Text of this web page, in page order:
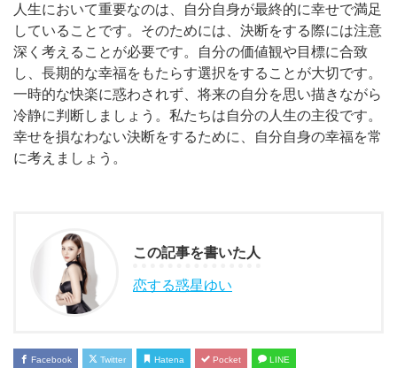
人生において重要なのは、自分自身が最終的に幸せで満足
していることです。そのためには、決断をする際には注意
深く考えることが必要です。自分の価値観や目標に合致
し、長期的な幸福をもたらす選択をすることが大切です。
一時的な快楽に惑わされず、将来の自分を思い描きながら
冷静に判断しましょう。私たちは自分の人生の主役です。
幸せを損なわない決断をするために、自分自身の幸福を常
に考えましょう。
この記事を書いた人
恋する惑星ゆい
Facebook Twitter Hatena Pocket LINE